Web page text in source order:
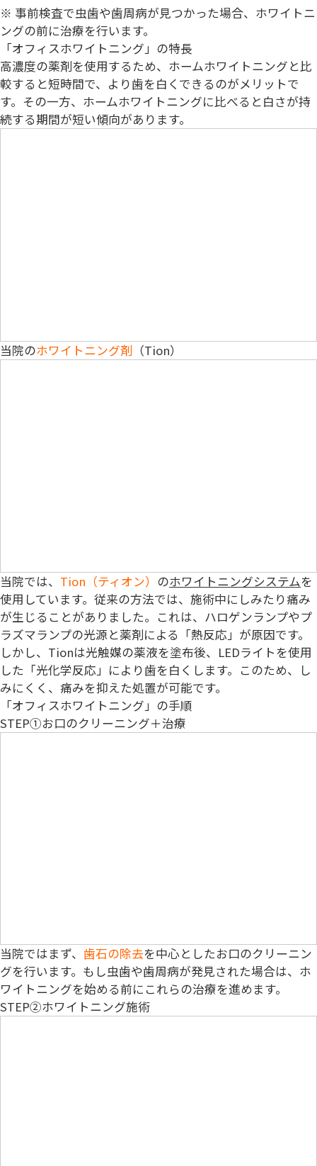
※ 事前検査で虫歯や歯周病が見つかった場合、ホワイトニ
ングの前に治療を行います。
「オフィスホワイトニング」の特長
高濃度の薬剤を使用するため、ホームホワイトニングと比
較すると短時間で、より歯を白くできるのがメリットで
す。その一方、ホームホワイトニングに比べると白さが持
続する期間が短い傾向があります。
当院のホワイトニング剤 （Tion）
当院では、 Tion（ティオン） のホワイトニングシステムを
使用しています。従来の方法では、施術中にしみたり痛み
が生じることがありました。これは、ハロゲンランプやプ
ラズマランプの光源と薬剤による「熱反応」が原因です。
しかし、Tionは光触媒の薬液を塗布後、LEDライトを使用
した「光化学反応」により歯を白くします。このため、し
みにくく、痛みを抑えた処置が可能です。
「オフィスホワイトニング」の手順
STEP①お口のクリーニング＋治療
当院ではまず、 歯石の除去を中心としたお口のクリーニン
グを行います。もし虫歯や歯周病が発見された場合は、ホ
ワイトニングを始める前にこれらの治療を進めます。
STEP②ホワイトニング施術